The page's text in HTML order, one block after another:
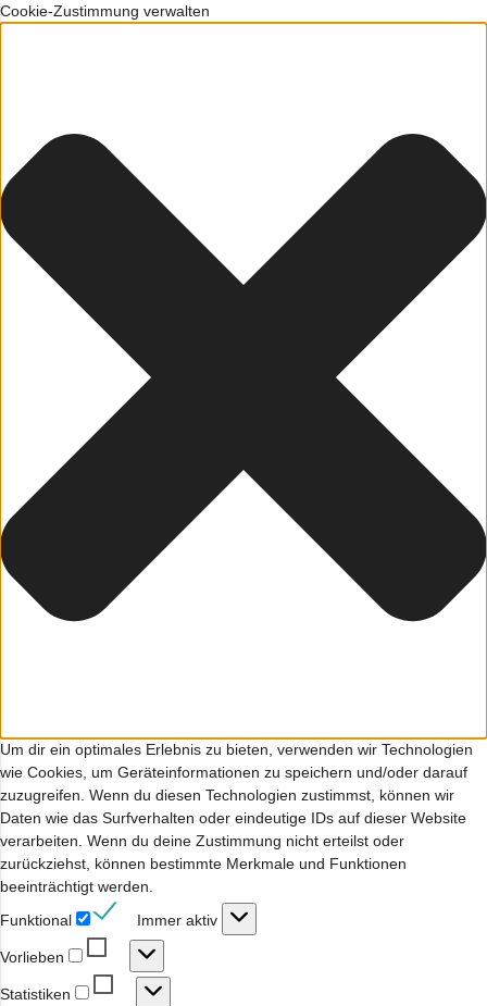
Cookie-Zustimmung verwalten
Um dir ein optimales Erlebnis zu bieten, verwenden wir Technologien
wie Cookies, um Geräteinformationen zu speichern und/oder darauf
zuzugreifen. Wenn du diesen Technologien zustimmst, können wir
Daten wie das Surfverhalten oder eindeutige IDs auf dieser Website
verarbeiten. Wenn du deine Zustimmung nicht erteilst oder
zurückziehst, können bestimmte Merkmale und Funktionen
beeinträchtigt werden.
Funktional
Immer aktiv
Vorlieben
Vorlieben
Statistiken
Statistiken